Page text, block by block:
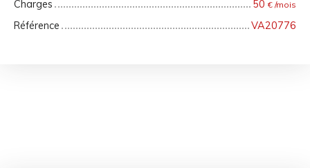
Charges
50€ /mois
Référence VA20776